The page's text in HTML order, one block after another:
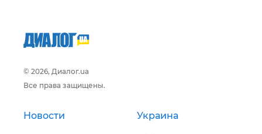
© 2026, Диалог.ua
Все права защищены.
Новости Украина